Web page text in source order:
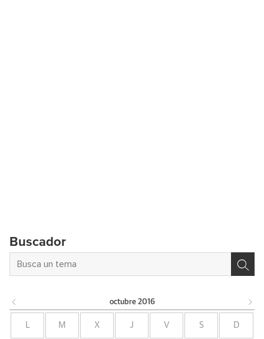
Buscador
octubre 2016
L M X J V S D